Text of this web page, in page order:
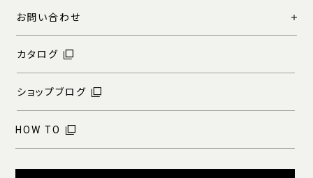
お問い合わせ
カタログ
ショップブログ
HOW TO